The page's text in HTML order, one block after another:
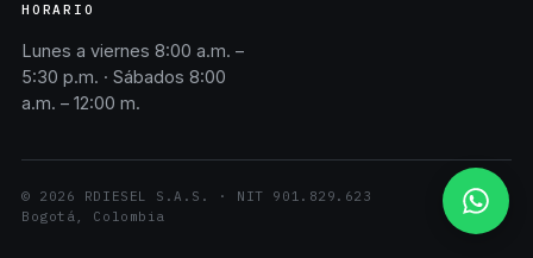
HORARIO
Lunes a viernes 8:00 a.m. –
5:30 p.m. · Sábados 8:00
a.m. – 12:00 m.
© 2026 RDIESEL S.A.S. · NIT 901.829.623
Bogotá, Colombia